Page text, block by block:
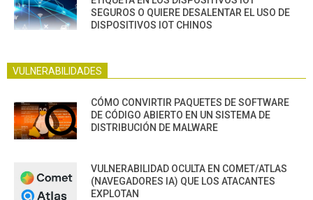
SEGUROS O QUIERE DESALENTAR EL USO DE
DISPOSITIVOS IOT CHINOS
VULNERABILIDADES
CÓMO CONVIRTIR PAQUETES DE SOFTWARE
DE CÓDIGO ABIERTO EN UN SISTEMA DE
DISTRIBUCIÓN DE MALWARE
VULNERABILIDAD OCULTA EN COMET/ATLAS
(NAVEGADORES IA) QUE LOS ATACANTES
EXPLOTAN